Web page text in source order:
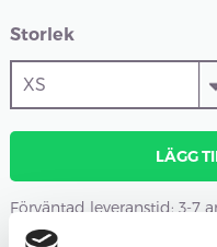
Storlek
LÄGG
Förväntad leveranstid: 3-7